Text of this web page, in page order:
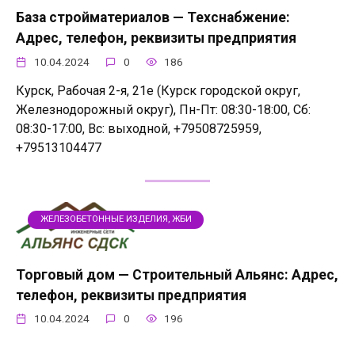
База стройматериалов — Техснабжение:
Адрес, телефон, реквизиты предприятия
10.04.2024 0 186
Курск, Рабочая 2-я, 21е (Курск городской округ,
Железнодорожный округ), Пн-Пт: 08:30-18:00, Сб:
08:30-17:00, Вс: выходной, +79508725959,
+79513104477
ЖЕЛЕЗОБЕТОННЫЕ ИЗДЕЛИЯ, ЖБИ
Торговый дом — Строительный Альянс: Адрес,
телефон, реквизиты предприятия
10.04.2024 0 196